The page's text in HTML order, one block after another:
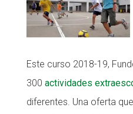
Este curso 2018-19,
300 actividades
diferentes. Una oferta
ACTUALITAT
Notícies
Butlletins
Diari de la Fundació
Fundesplai als mitjans